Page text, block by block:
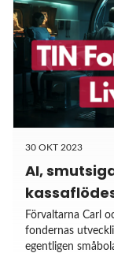
30 OKT 2023
AI,
Förvaltarna Carl
fondernas
egentligen